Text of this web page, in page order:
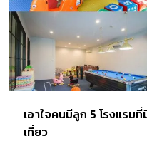
เอาใจคนมีลูก 5 โรงแรม
เที่ยว